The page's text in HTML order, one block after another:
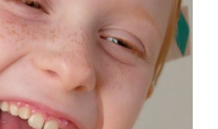
Ожидаемая дата доставки
२६/८/१०
Ожидаемая дата доставки
२६/८/१०
Ожидаемая дата доставки